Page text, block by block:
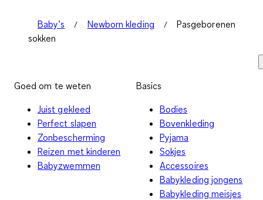
Baby’s Newborn kleding
Pasgeborenen
sokken
Goed om te weten
Juist gekleed
Perfect slapen
Zonbescherming
Reizen met kinderen
Babyzwemmen
Basics
Bodies
Bovenkleding
Pyjama
Sokjes
Accessoires
Babykleding jongens
Babykleding meisjes